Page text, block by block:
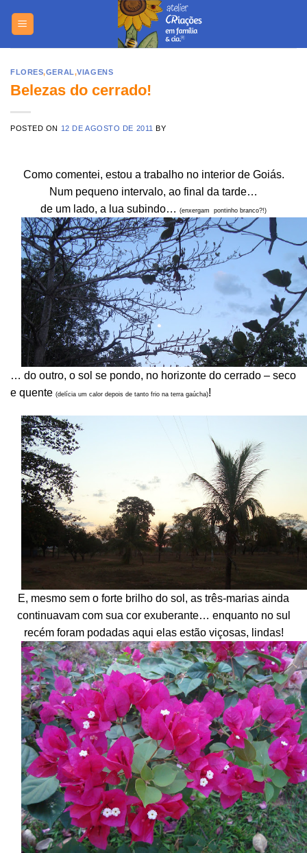
FLORES,GERAL,VIAGENS
Belezas do cerrado!
POSTED ON 12 DE AGOSTO DE 2011 BY
Como comentei, estou a trabalho no interior de Goiás.
Num pequeno intervalo, ao final da tarde…
de um lado, a lua subindo… (enxergam pontinho branco?!)
… do outro, o sol se pondo, no horizonte do cerrado – seco
e quente (delícia um calor depois de tanto frio na terra gaúcha)!
E, mesmo sem o forte brilho do sol, as três-marias ainda
continuavam com sua cor exuberante… enquanto no sul
recém foram podadas aqui elas estão viçosas, lindas!